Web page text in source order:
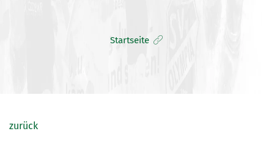
VERANSTALTUNGEN
Startseite
zurück